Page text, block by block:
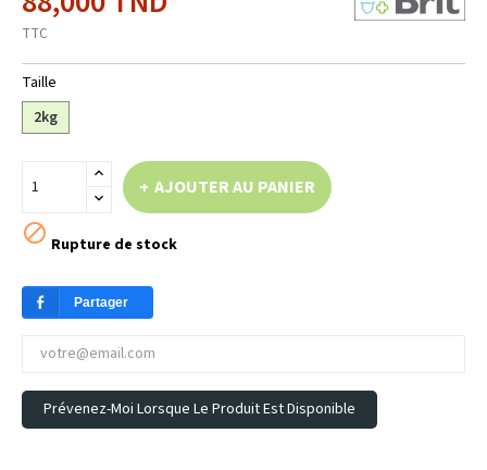
TTC
Taille
2kg
AJOUTER AU PANIER
 Rupture de stock
Partager
Prévenez-Moi Lorsque Le Produit Est Disponible